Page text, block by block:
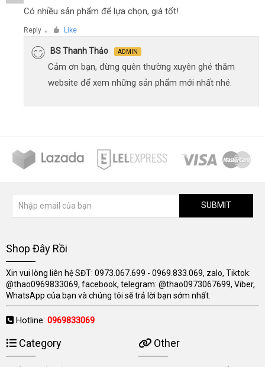
Có nhiều sản phẩm để lựa chọn, giá tốt!
Reply ● Like
BS Thanh Thảo ADMIN
Cảm ơn bạn, đừng quên thường xuyên ghé thăm
website để xem những sản phẩm mới nhất nhé.
SUBMIT
Shop Đây Rồi
Xin vui lòng liên hệ SĐT: 0973.067.699 - 0969.833.069, zalo, Tiktok:
@thao0969833069, facebook, telegram: @thao0973067699, Viber,
WhatsApp của bạn và chúng tôi sẽ trả lời bạn sớm nhất.
Hotline: 0969833069
Category Other